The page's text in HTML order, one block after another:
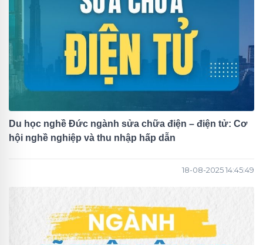
Du học nghề Đức ngành sửa chữa điện – điện tử: Cơ
hội nghề nghiệp và thu nhập hấp dẫn
18-08-2025 14:45:49